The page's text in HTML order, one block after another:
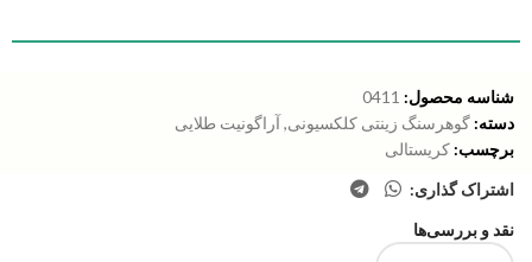
شناسه محصول: 0411
دسته: گوهرسنگ زینتی کلکسیونی,آراگونیت طلایی
برچسب: کریستالی
اشتراک گذاری:
نقد و بررسی‌ها